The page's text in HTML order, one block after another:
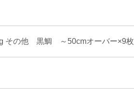
その他 黒鯛 ～50cmオーバー×9枚